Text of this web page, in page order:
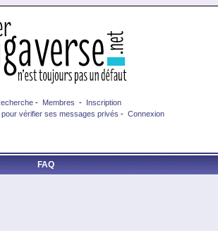
- Membres - Inscription
vérifier ses messages privés - Connexion
FAQ